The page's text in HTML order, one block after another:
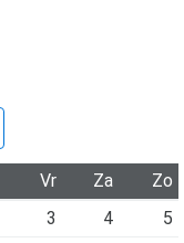
Vr Za
Zo
3 4
5